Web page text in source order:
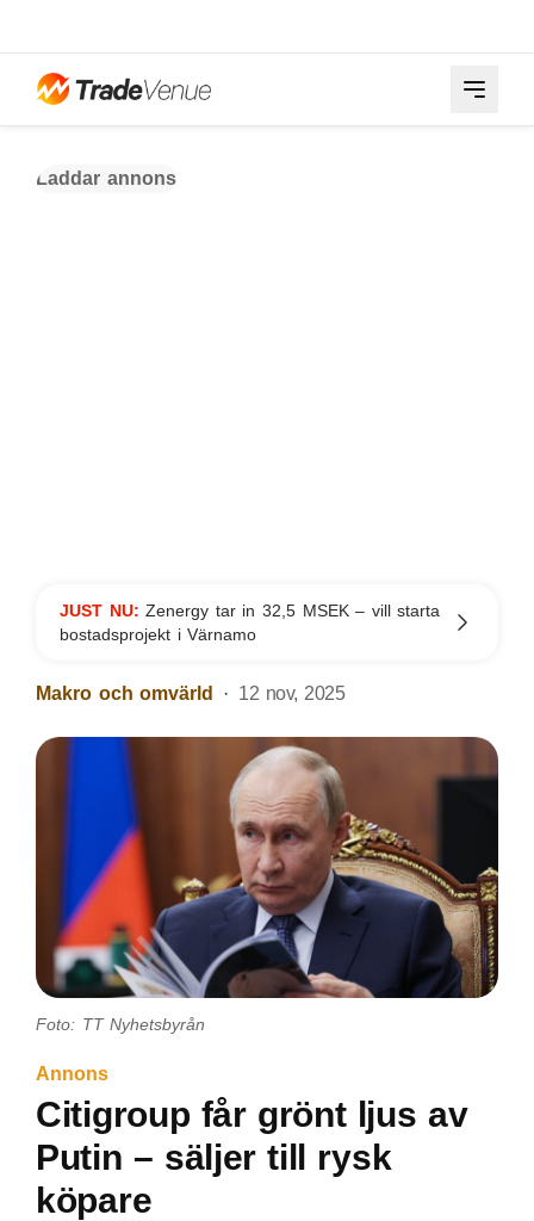
Laddar annons
JUST NU:Zenergy tar in 32,5 MSEK – vill starta
bostadsprojekt i Värnamo
Makro och omvärld 12 nov, 2025
Foto: TT Nyhetsbyrån
Annons
Citigroup får grönt ljus av
Putin – säljer till rysk
köpare